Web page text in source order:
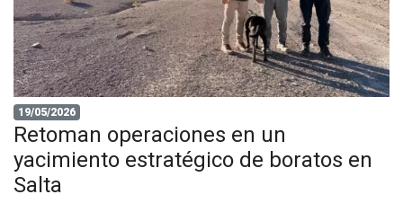
19/05/2026
Retoman operaciones en un
yacimiento estratégico de boratos en
Salta